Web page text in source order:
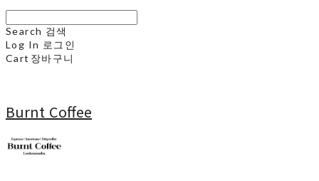
Search 검색
Log In 로그인
Cart 장바구니
Burnt Coffee